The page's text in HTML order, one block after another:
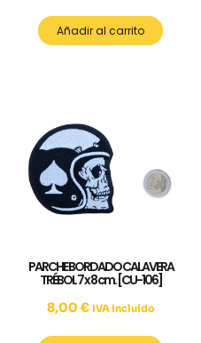
Añadir al carrito
PARCHE BORDADO CALAVERA
TRÉBOL 7 x 8 cm. [CU-106]
8,00 € IVA incluído